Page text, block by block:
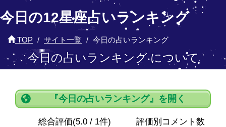
今日の12星座占いランキング
TOP サイト一覧 今日の占いランキング
今日の占いランキング について
『今日の占いランキング』を開く
総合評価(5.0 / 1件) 評価別コメント数